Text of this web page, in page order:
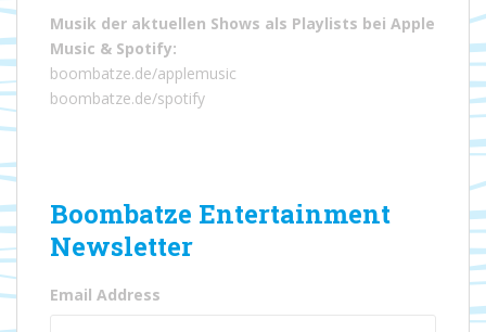
Musik der aktuellen Shows als Playlists bei Apple
Music & Spotify:
boombatze.de/applemusic
boombatze.de/spotify
Boombatze Entertainment
Newsletter
Email Address